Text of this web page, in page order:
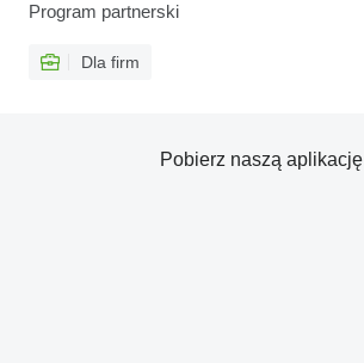
Program partnerski
Dla firm
Pobierz naszą aplikację